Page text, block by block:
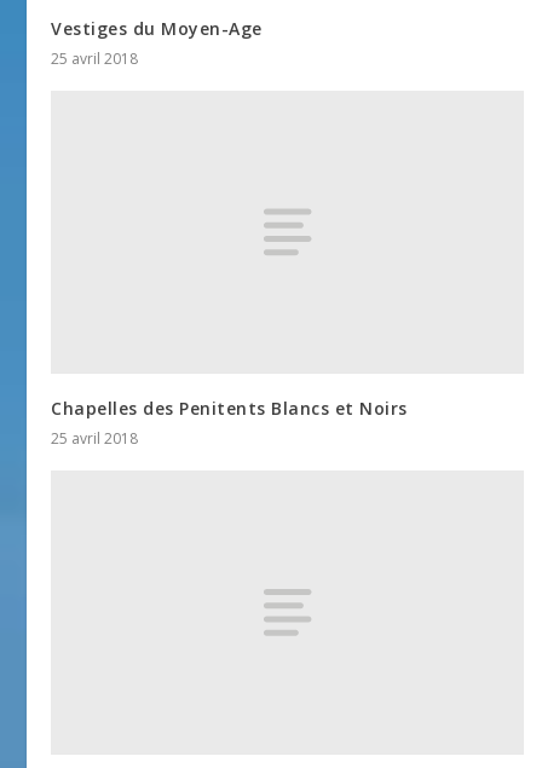
Vestiges du Moyen-Age
25 avril 2018
Chapelles des Penitents Blancs et Noirs
25 avril 2018